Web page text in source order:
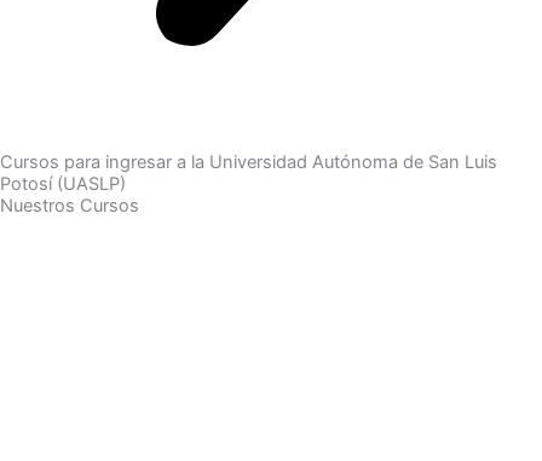
Cursos para ingresar a la Universidad Autónoma de San Luis
Potosí (UASLP)
Nuestros Cursos